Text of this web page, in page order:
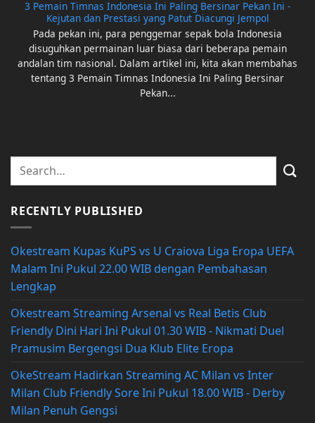
3 Pemain Timnas Indonesia Ini Paling Bersinar Pekan Ini -
Kejutan dan Prestasi yang Patut Diacungi Jempol
Pada pekan ini, para penggemar sepak bola Indonesia
disuguhkan permainan luar biasa dari beberapa pemain
andalan tim nasional. Dalam artikel ini, kita akan membahas
tentang 3 Pemain Timnas Indonesia Ini Paling Bersinar
Pekan...
RECENTLY PUBLISHED
Okestream Kupas KuPS vs U Craiova Liga Eropa UEFA
Malam Ini Pukul 22.00 WIB dengan Pembahasan
Lengkap
Okestream Streaming Arsenal vs Real Betis Club
Friendly Dini Hari Ini Pukul 01.30 WIB - Nikmati Duel
Pramusim Bergengsi Dua Klub Elite Eropa
OkeStream Hadirkan Streaming AC Milan vs Inter
Milan Club Friendly Sore Ini Pukul 18.00 WIB - Derby
Milan Penuh Gengsi